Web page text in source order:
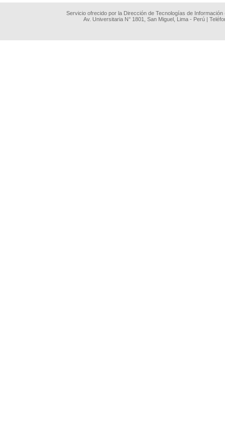
Servicio ofrecido por la Dirección de Tecnologías de
Av. Universitaria N° 1801, San Miguel, Lima - Perú |